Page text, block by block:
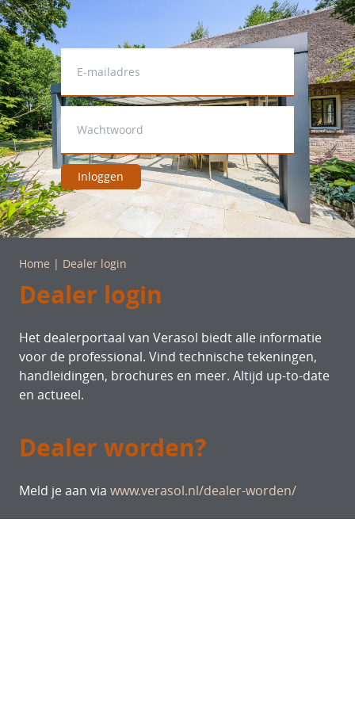
Home | Dealer login
Dealer login
Het dealerportaal van Verasol biedt alle informatie
voor de professional. Vind technische tekeningen,
handleidingen, brochures en meer. Altijd up-to-date
en actueel.
Dealer worden?
Meld je aan via www.verasol.nl/dealer-worden/
Inloggen